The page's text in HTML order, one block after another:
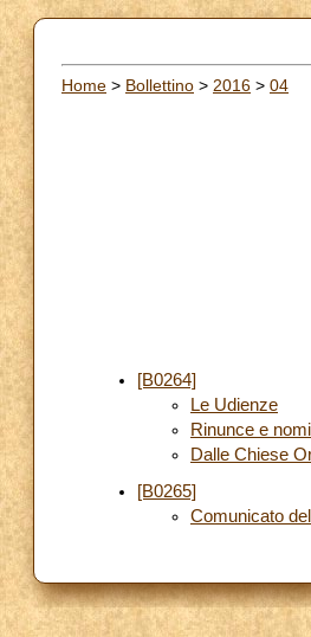
Home > Bollettino > 2016 > 04
[B0264]
Le Udienze
Rinunce e
Dalle Chiese
[B0265]
Comunicato